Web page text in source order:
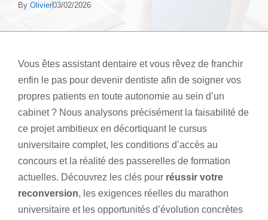
By Olivier03/02/2026
Vous êtes assistant dentaire et vous rêvez de franchir
enfin le pas pour devenir dentiste afin de soigner vos
propres patients en toute autonomie au sein d’un
cabinet ? Nous analysons précisément la faisabilité de
ce projet ambitieux en décortiquant le cursus
universitaire complet, les conditions d’accès au
concours et la réalité des passerelles de formation
actuelles. Découvrez les clés pour réussir votre
reconversion, les exigences réelles du marathon
universitaire et les opportunités d’évolution concrètes